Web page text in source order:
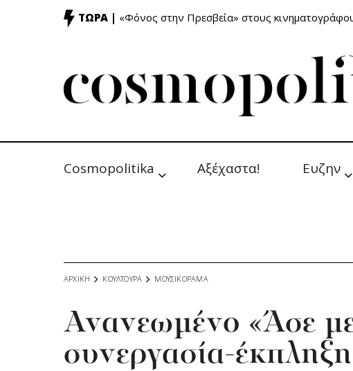
ΤΩΡΑ | «Φόνος στην Πρεσβεία» στους
Cosmopolitika Αξέχαστα! Ευζην
ΑΡΧΙΚΗ ΚΟΥΛΤΟΥΡΑ ΜΟΥΣΙΚΟΡΑΜΑ
Ανανεωμένο «Άσε
συνεργασία-